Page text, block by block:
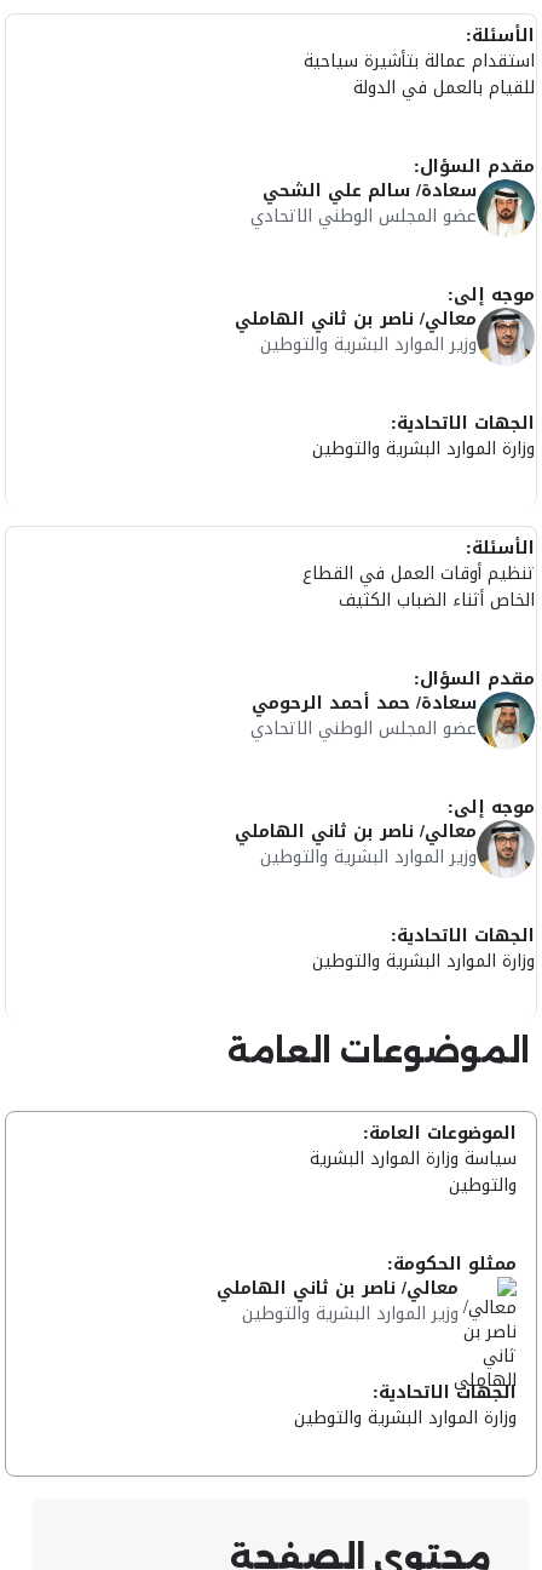
الأسئلة:
استقدام عمالة بتأشيرة سياحية
للقيام بالعمل في الدولة
مقدم السؤال:
سعادة/ سالم علي الشحي
عضو المجلس الوطني الاتحادي
موجه إلى:
معالي/ ناصر بن ثاني الهاملي
وزير الموارد البشرية والتوطين
الجهات الاتحادية:
وزارة الموارد البشرية والتوطين
الأسئلة:
تنظيم أوقات العمل في القطاع
الخاص أثناء الضباب الكثيف
مقدم السؤال:
سعادة/ حمد أحمد الرحومي
عضو المجلس الوطني الاتحادي
موجه إلى:
معالي/ ناصر بن ثاني الهاملي
وزير الموارد البشرية والتوطين
الجهات الاتحادية:
وزارة الموارد البشرية والتوطين
الموضوعات العامة
الموضوعات العامة:
سياسة وزارة الموارد البشرية
والتوطين
ممثلو الحكومة:
معالي/ ناصر بن ثاني الهاملي
وزير الموارد البشرية والتوطين
الجهات الاتحادية:
وزارة الموارد البشرية والتوطين
محتوى الصفحة